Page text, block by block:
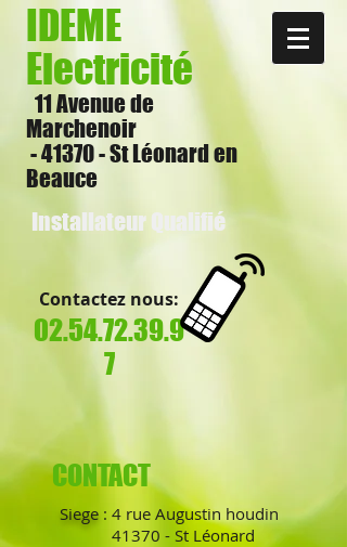
IDEME
Electricité
11 Avenue de
Marchenoir
- 41370 - St Léonard en
Beauce
Installateur Qualifié
Contactez nous:
02.54.72.39.9
7
CONTACT
Siege : 4 rue Augustin houdin
41370 - St Léonard